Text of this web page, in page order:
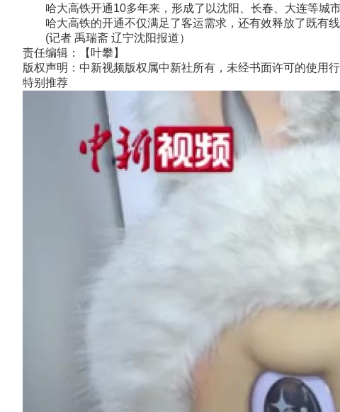
哈大高铁开通10多年来，形成了以沈阳、长春、大连等城市
哈大高铁的开通不仅满足了客运需求，还有效释放了既有线
(记者 禹瑞斋 辽宁沈阳报道）
责任编辑：【叶攀】
版权声明：中新视频版权属中新社所有，未经书面许可的使用
特别推荐